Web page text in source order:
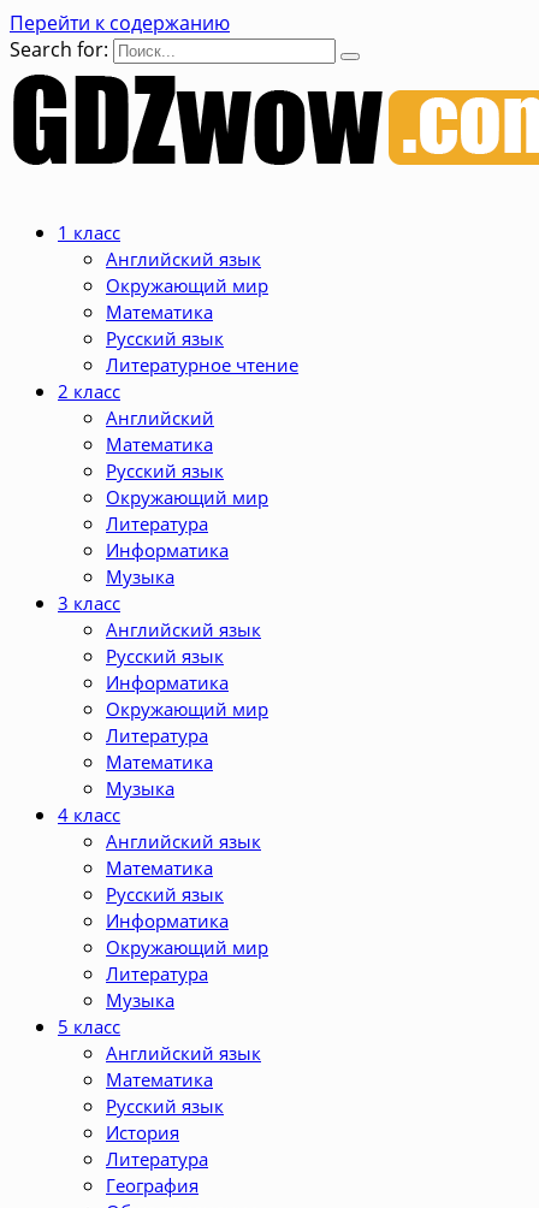
Перейти к содержанию
Search for:
1 класс
Английский язык
Окружающий мир
Математика
Русский язык
Литературное чтение
2 класс
Английский
Математика
Русский язык
Окружающий мир
Литература
Информатика
Музыка
3 класс
Английский язык
Русский язык
Информатика
Окружающий мир
Литература
Математика
Музыка
4 класс
Английский язык
Математика
Русский язык
Информатика
Окружающий мир
Литература
Музыка
5 класс
Английский язык
Математика
Русский язык
История
Литература
География